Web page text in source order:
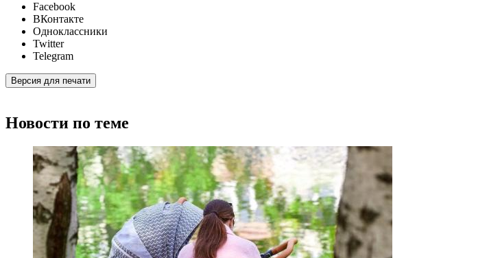
Facebook
ВКонтакте
Одноклассники
Twitter
Telegram
Версия для печати
Новости по теме